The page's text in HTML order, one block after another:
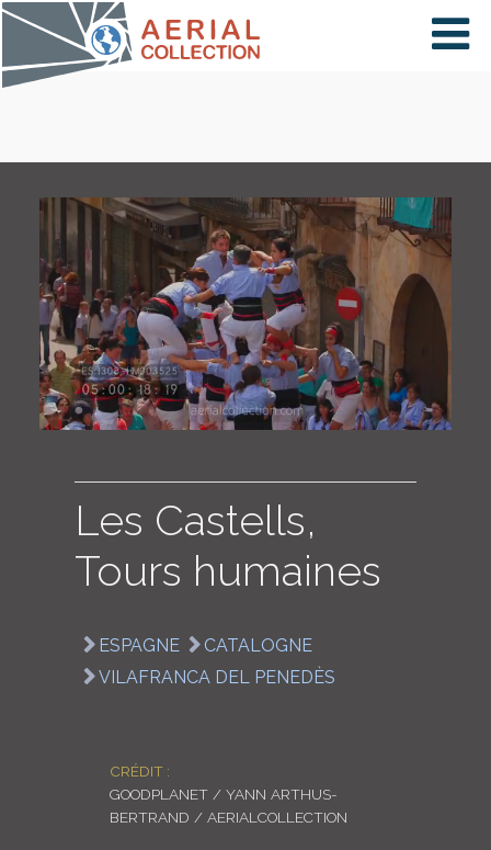
×
PAYS
CARTE
COLLECTIONS
ENGLISH
Les Castells,
Tours humaines
ESPAGNE
CATALOGNE
VILAFRANCA DEL PENEDÈS
CRÉDIT :
GOODPLANET / YANN ARTHUS-
BERTRAND / AERIALCOLLECTION